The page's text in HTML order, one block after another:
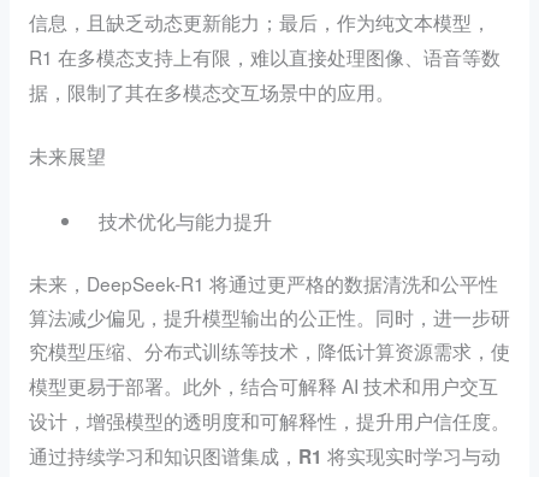
信息，且缺乏动态更新能力 ；最后，作为纯文本模型，
R1 在多模态支持上有限， 难以直接处理图像、语音等数
据，限制了其在多模态交互场景中的应用。
未来展望
技术优化与能力提升
未来，DeepSeek-R1 将通过更严格的数据清洗和公平性
算法减少偏见，提升模型输出的公正性。同时，进一步研
究模型压缩、分布式训练等技术，降低计算资源需求，使
模型更易于部署。 此外，结合可解释 AI 技术和用户交互
设计，增强模型的透明度和可解释性， 提升用户信任度。
通过持续学习和知识图谱集成，R1 将实现实时学习与动